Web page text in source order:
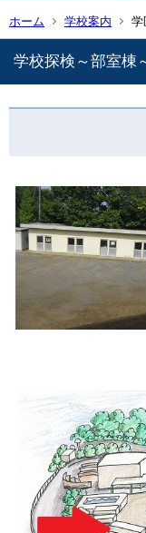
ホーム 学校案内 学
学校探検～部室棟